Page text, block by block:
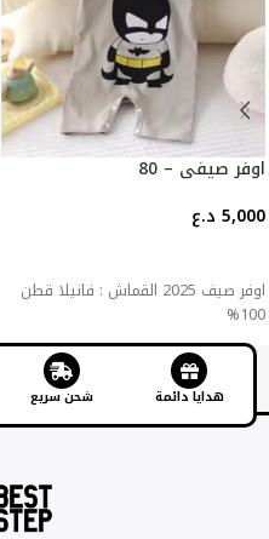
اوفر صيفي – 80
5,000 د.ع
اوفر صيف 2025 القماش : فانيلا قطن
100%
هدايا دائمة شحن سريع